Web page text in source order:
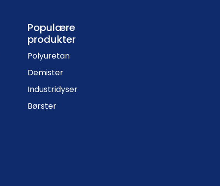
Populære
produkter
Polyuretan
Demister
Industridyser
Børster